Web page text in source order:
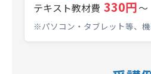
テキスト教材費 330円～
※パソコン・タブレット等、機